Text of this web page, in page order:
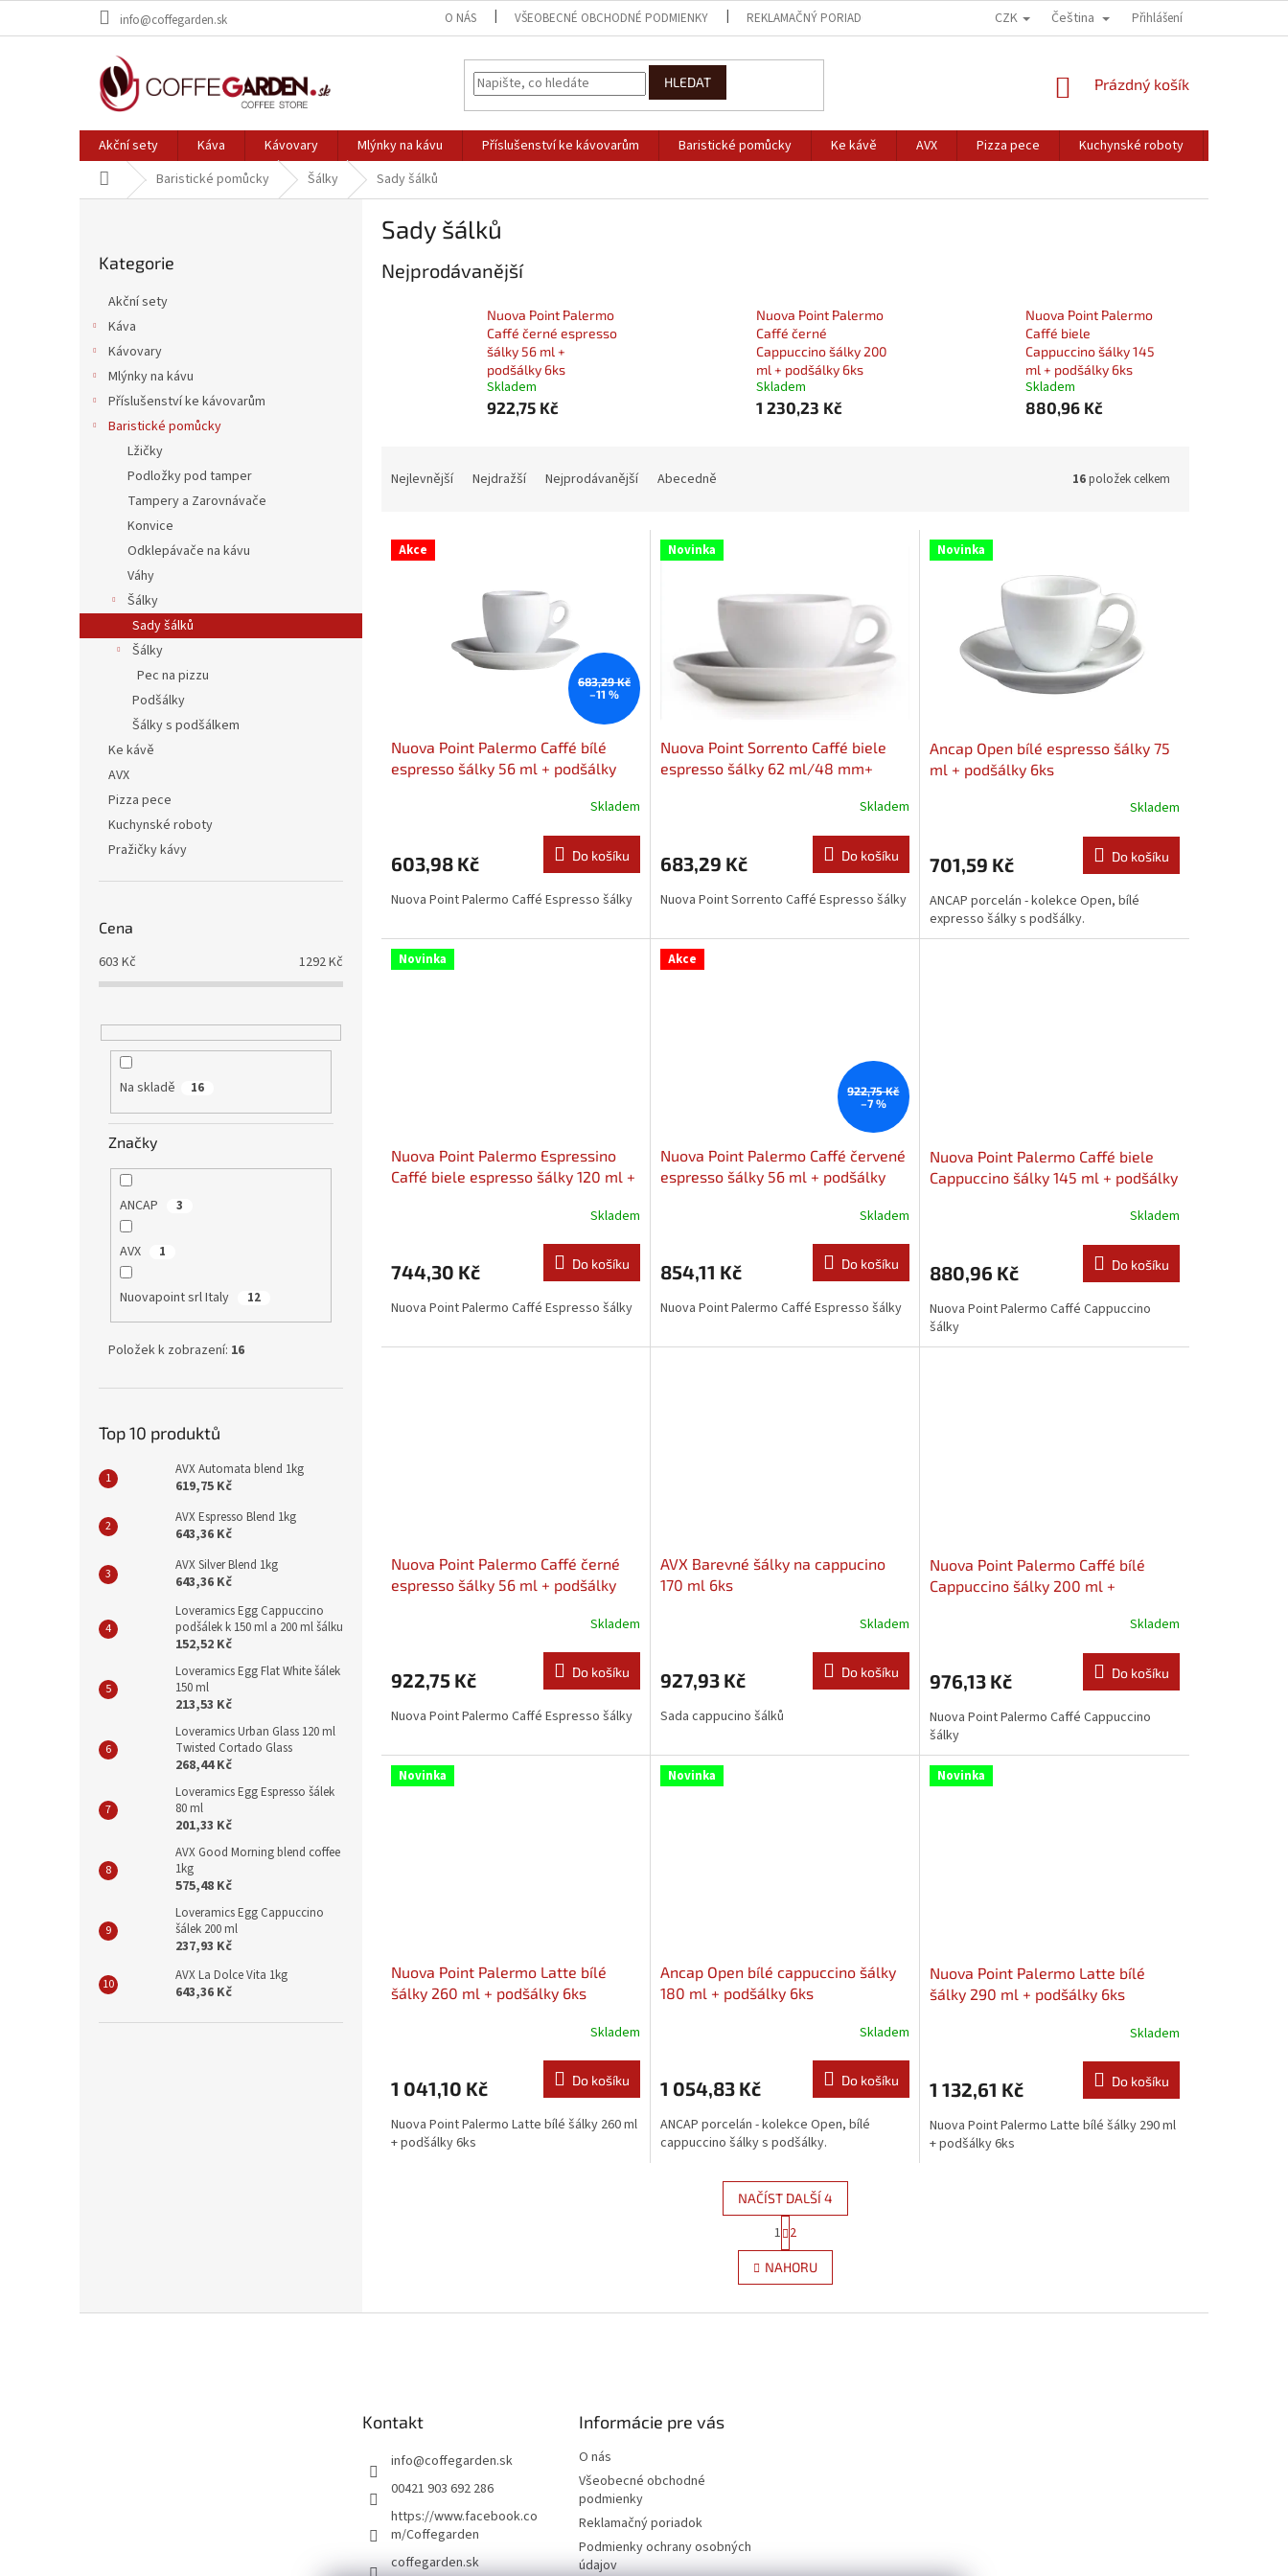
info@coffegarden.sk O NÁS VŠEOBECNÉ OBCHODNÉ PODMIENKY REKLAMAČNÝ PORIADOK PODMIENKY OCHRANY OSOBNÝCH ÚDAJOV FORMULÁR NA
CZK Čeština Přihlášení
HLEDAT
NÁKUPNÍ
Prázdný košík
Akční sety Káva Kávovary Mlýnky na kávu Příslušenství ke kávovarům Baristické pomůcky Ke kávě AVX Pizza pece Kuchynské roboty
Domů Baristické pomůcky Šálky Sady šálků
kategorie
Kategorie
Akční sety
Káva
Kávovary
Mlýnky na kávu
Příslušenství ke kávovarům
Baristické pomůcky
Lžičky
Podložky pod tamper
Tampery a Zarovnávače
Konvice
Odklepávače na kávu
Váhy
Šálky
Sady šálků
Šálky
Pec na pizzu
Podšálky
Šálky s podšálkem
Ke kávě
AVX
Pizza pece
Kuchynské roboty
Pražičky kávy
Cena
603 Kč 1292Kč
Na skladě 16
Značky
ANCAP 3
AVX 1
Nuovapoint srl Italy 12
Položek k zobrazení: 16
Top 10 produktů
AVX Automata blend 1kg
619,75 Kč
AVX Espresso Blend 1kg
643,36 Kč
AVX Silver Blend 1kg
643,36 Kč
Loveramics Egg Cappuccino
podšálek k 150 ml a 200 ml šálku
152,52 Kč
Loveramics Egg Flat White šálek
150 ml
213,53 Kč
Loveramics Urban Glass 120 ml
Twisted Cortado Glass
268,44 Kč
Loveramics Egg Espresso šálek
80 ml
201,33 Kč
AVX Good Morning blend coffee
1kg
575,48 Kč
Loveramics Egg Cappuccino
šálek 200 ml
237,93 Kč
AVX La Dolce Vita 1kg
643,36 Kč
Sady šálků
Nejprodávanější
Nuova Point Palermo
Caffé černé espresso
šálky 56 ml +
podšálky 6ks
Skladem
922,75 Kč
Nuova Point Palermo
Caffé černé
Cappuccino šálky 200
ml + podšálky 6ks
Skladem
1 230,23 Kč
Nuova Point Palermo
Caffé biele
Cappuccino šálky 145
ml + podšálky 6ks
Skladem
880,96 Kč
n
Nejlevnější Nejdražší Nejprodávanější Abecedně 16položek celkem
V Akce
683,29 Kč
–11 %
Nuova Point Palermo Caffé bílé
espresso šálky 56 ml + podšálky
Skladem
603,98 Kč Do košíku
Nuova Point Palermo Caffé Espresso šálky
Novinka
Nuova Point Sorrento Caffé biele
espresso šálky 62 ml/48 mm+
Skladem
683,29 Kč Do košíku
Nuova Point Sorrento Caffé Espresso šálky
Novinka
Ancap Open bílé espresso šálky 75
ml + podšálky 6ks
Skladem
701,59 Kč Do košíku
ANCAP porcelán - kolekce Open, bílé
expresso šálky s podšálky.
Novinka
Nuova Point Palermo Espressino
Caffé biele espresso šálky 120 ml +
Skladem
744,30 Kč Do košíku
Nuova Point Palermo Caffé Espresso šálky
Akce
922,75 Kč
–7 %
Nuova Point Palermo Caffé červené
espresso šálky 56 ml + podšálky
Skladem
854,11 Kč Do košíku
Nuova Point Palermo Caffé Espresso šálky
Nuova Point Palermo Caffé biele
Cappuccino šálky 145 ml + podšálky
Skladem
880,96 Kč Do košíku
Nuova Point Palermo Caffé Cappuccino
šálky
Nuova Point Palermo Caffé černé
espresso šálky 56 ml + podšálky
Skladem
922,75 Kč Do košíku
Nuova Point Palermo Caffé Espresso šálky
AVX Barevné šálky na cappucino
170 ml 6ks
Skladem
927,93 Kč Do košíku
Sada cappucino šálků
Nuova Point Palermo Caffé bílé
Cappuccino šálky 200 ml +
Skladem
976,13 Kč Do košíku
Nuova Point Palermo Caffé Cappuccino
šálky
Novinka
Nuova Point Palermo Latte bílé
šálky 260 ml + podšálky 6ks
Skladem
1 041,10 Kč Do košíku
Nuova Point Palermo Latte bílé šálky 260 ml
+ podšálky 6ks
Novinka
Ancap Open bílé cappuccino šálky
180 ml + podšálky 6ks
Skladem
1 054,83 Kč Do košíku
ANCAP porcelán - kolekce Open, bílé
cappuccino šálky s podšálky.
Novinka
Nuova Point Palermo Latte bílé
šálky 290 ml + podšálky 6ks
Skladem
1 132,61 Kč Do košíku
Nuova Point Palermo Latte bílé šálky 290 ml
+ podšálky 6ks
O
v
l
d
u
NAČÍST DALŠÍ 4
t
r
á
n
1 2
NAHORU
Kontakt
info@coffegarden.sk
00421 903 692 286
https://www.facebook.co
m/Coffegarden
coffegarden.sk
Informácie pre vás
O nás
Všeobecné obchodné
podmienky
Reklamačný poriadok
Podmienky ochrany osobných
údajov